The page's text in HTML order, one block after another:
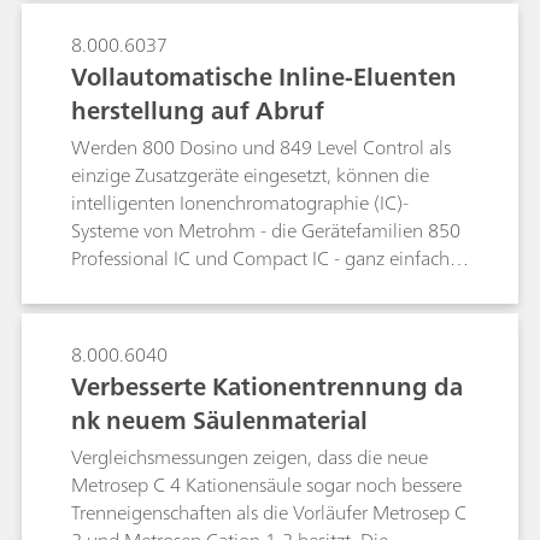
usw., können von hier jederzeit abgerufen
werden. Analysedaten, die kontinuierlich mit
Hilfe der MagIC NetTM-Software eingegeben
werden, sorgen für eine vollständige Säulen-
und GLP-konforme Überwachung ungeachtet
des IC-Systems, in welchem die Säule bedient
wird. Die MagIC NetTM-Software prüft die
kritischen Säulendaten und zeigt jede
Grenzwertverletzung an.
8.000.6037
Vollautomatische Inline-Eluenten
herstellung auf Abruf
Werden 800 Dosino und 849 Level Control als
einzige Zusatzgeräte eingesetzt, können die
intelligenten Ionenchromatographie (IC)-
Systeme von Metrohm - die Gerätefamilien 850
Professional IC und Compact IC - ganz einfach
Inline-Eluentenherstellung durchzuführen. Der
komplett von der MagIC NetTM-Software
gesteuerte 849 Level Control überwacht das
Eluentenniveau, während der Dosino sämtliche
Dosier- und Liquid Handling-Aufgaben erledigt.
Aufeinanderfolgende Injektionen einer 250-
µg/L-Standardlösung über annähernd 20 Tage
haben eine hervorragende Stabilität in Sachen
8.000.6040
Verbesserte Kationentrennung da
nk neuem Säulenmaterial
Vergleichsmessungen zeigen, dass die neue
Metrosep C 4 Kationensäule sogar noch bessere
Trenneigenschaften als die Vorläufer Metrosep C